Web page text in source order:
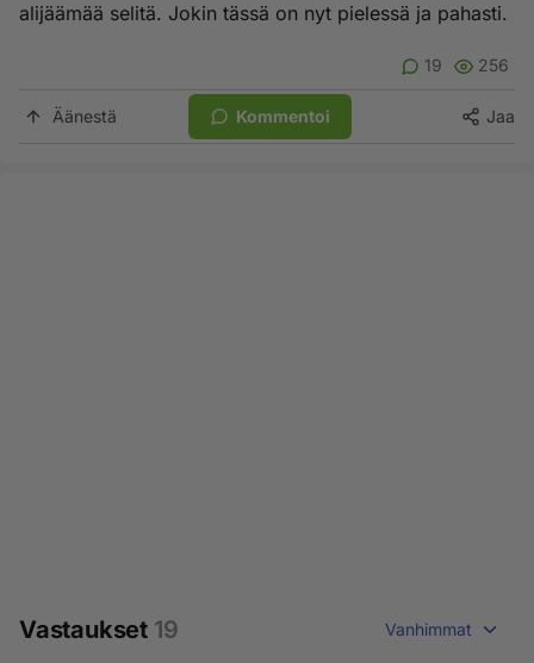
alijäämää selitä. Jokin tässä on nyt pielessä ja pahasti.
19 256
Äänestä Kommentoi Jaa
Vastaukset 19 Vanhimmat